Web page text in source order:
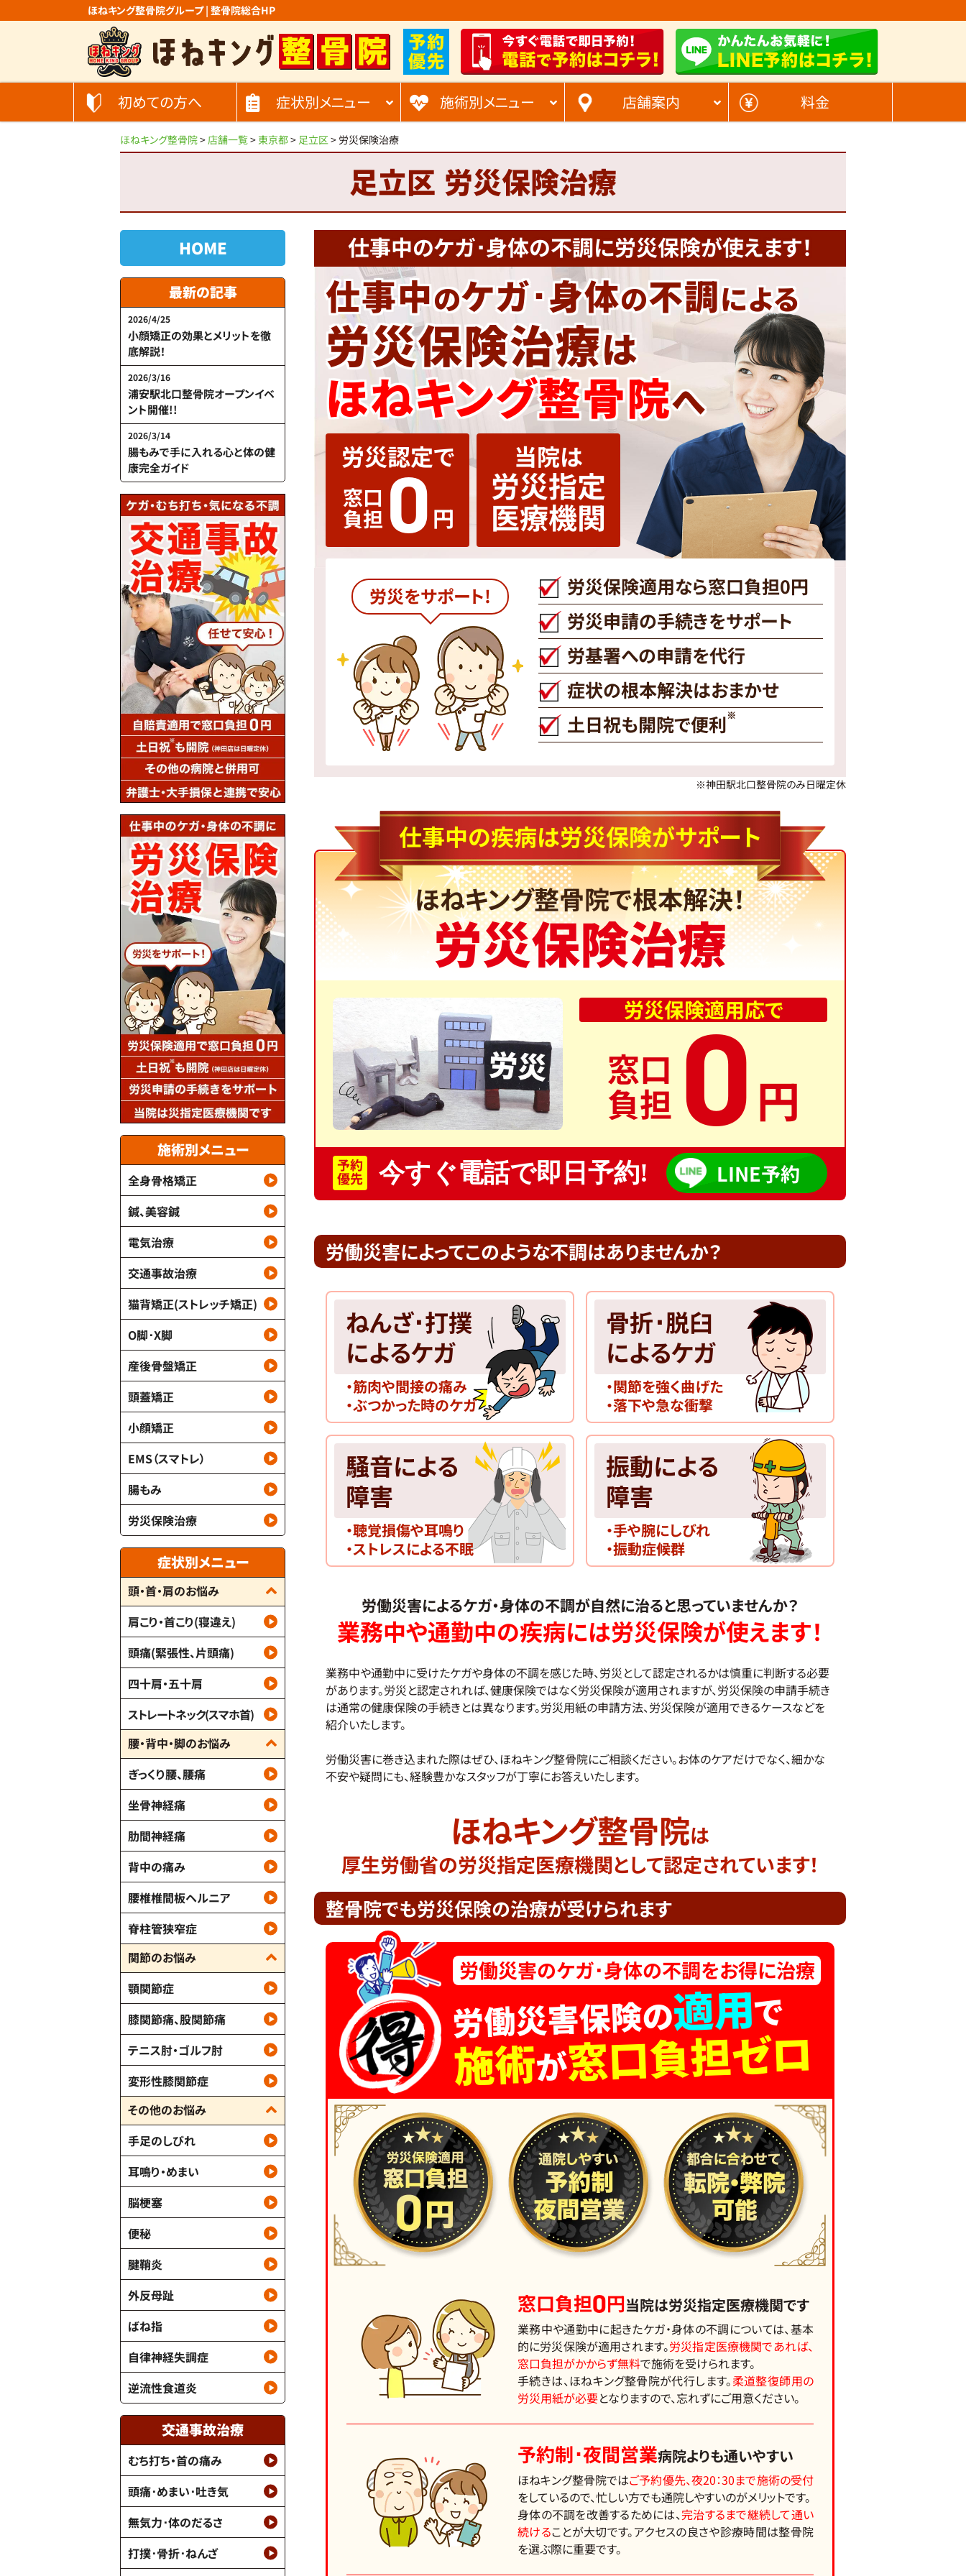
ほねキング整骨院グループ | 整骨院総合HP
初めての方へ 症状別メニュー 施術別メニュー 店舗案内 料金
ほねキング整骨院>店舗一覧> 東京都> 足立区> 労災保険治療
足立区 労災保険治療
仕事中のケガ･身体の不調に労災保険が使えます！
仕事中のケガ･身体の不調による
労災保険治療は
ほねキング整骨院へ
労災認定で
窓口
負担 0 円
当院は
労災指定
医療機関
労災をサポート!
労災保険適用なら窓口負担0円
労災申請の手続きをサポート
労基署への申請を代行
症状の根本解決はおまかせ
土日祝も開院で便利※
※神田駅北口整骨院のみ日曜定休
仕事中の疾病は労災保険がサポート
ほねキング整骨院で根本解決！
労災保険治療
労災保険適用応で
窓口
負担 0円
予約
優先 今すぐ電話で即日予約! LINE予約
労働災害によってこのような不調はありませんか？
ねんざ･打撲
によるケガ
・筋肉や間接の痛み
・ぶつかった時のケガ
骨折･脱臼
によるケガ
・関節を強く曲げた
・落下や急な衝撃
騒音による
障害
・聴覚損傷や耳鳴り
・ストレスによる不眠
振動による
障害
・手や腕にしびれ
・振動症候群
労働災害によるケガ・身体の不調が自然に治ると思っていませんか？
業務中や通勤中の疾病には労災保険が使えます！
業務中や通勤中に受けたケガや身体の不調を感じた時、労災として認定されるかは慎重に判断する必要
があります。労災と認定されれば、健康保険ではなく労災保険が適用されますが、労災保険の申請手続き
は通常の健康保険の手続きとは異なります。労災用紙の申請方法、労災保険が適用できるケースなどを
紹介いたします。
労働災害に巻き込まれた際はぜひ、ほねキング整骨院にご相談ください。お体のケアだけでなく、細かな
不安や疑問にも、経験豊かなスタッフが丁寧にお答えいたします。
ほねキング整骨院は
厚生労働省の労災指定医療機関として認定されています！
整骨院でも労災保険の治療が受けられます
労働災害のケガ･身体の不調をお得に治療
労働災害保険の適用で
施術が窓口負担ゼロ
窓口負担0円当院は労災指定医療機関です
業務中や通勤中に起きたケガ・身体の不調については、基本
的に労災保険が適用されます。労災指定医療機関であれば、
窓口負担がかからず無料で施術を受けられます。
手続きは、ほねキング整骨院が代行します。柔道整復師用の
労災用紙が必要となりますので、忘れずにご用意ください。
予約制･夜間営業病院よりも通いやすい
ほねキング整骨院ではご予約優先、夜20：30まで施術の受付
をしているので、忙しい方でも通院しやすいのがメリットです。
身体の不調を改善するためには、完治するまで継続して通い
続けることが大切です。アクセスの良さや診療時間は整骨院
を選ぶ際に重要です。
HOME
最新の記事
2026/4/25
小顔矯正の効果とメリットを徹
底解説！
2026/3/16
浦安駅北口整骨院オープンイベ
ント開催!!
2026/3/14
腸もみで手に入れる心と体の健
康完全ガイド
施術別メニュー
全身骨格矯正
鍼、美容鍼
電気治療
交通事故治療
猫背矯正(ストレッチ矯正)
O脚･X脚
産後骨盤矯正
頭蓋矯正
小顔矯正
EMS（スマトレ）
腸もみ
労災保険治療
症状別メニュー
頭・首・肩のお悩み
肩こり・首こり(寝違え)
頭痛(緊張性、片頭痛)
四十肩・五十肩
ストレートネック(スマホ首)
腰・背中・脚のお悩み
ぎっくり腰、腰痛
坐骨神経痛
肋間神経痛
背中の痛み
腰椎椎間板ヘルニア
脊柱管狭窄症
関節のお悩み
顎関節症
膝関節痛、股関節痛
テニス肘・ゴルフ肘
変形性膝関節症
その他のお悩み
手足のしびれ
耳鳴り・めまい
脳梗塞
便秘
腱鞘炎
外反母趾
ばね指
自律神経失調症
逆流性食道炎
交通事故治療
むち打ち・首の痛み
頭痛･めまい･吐き気
無気力･体のだるさ
打撲･骨折･ねんざ